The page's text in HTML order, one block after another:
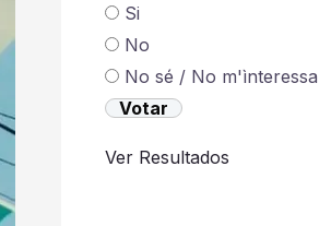
Si
No
No sé / No m'ìnteressa
Ver Resultados